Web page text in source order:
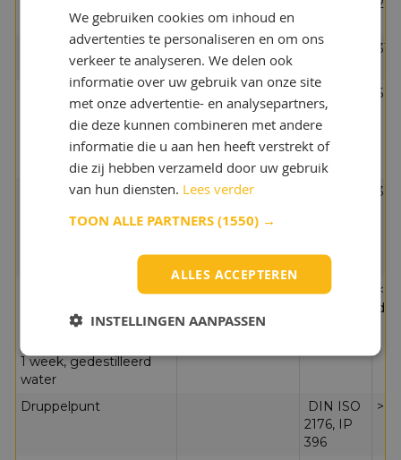
onderste grenswaarde
Bewerkte penetratie,
bovenste grenswaarde
25°C
DIN ISO
25°C, afschuifsnelheid
300 s-1, apparatuur:
rotatieviscositeitsmeter,
bovenste grenswaarde
5
Schuifviscositeit bij 25
s-1, apparatuur:
onderste grenswaarde
3
Corrosieremmende
smeervetten, (SKF-
1 week, gedestilleerd
water
DIN
<=
Druppelpunt
DIN ISO
2176, IP
396
>=
We gebruiken cookies om inhoud en
advertenties te personaliseren en om ons
verkeer te analyseren. We delen ook
informatie over uw gebruik van onze site
met onze advertentie- en analysepartners,
die deze kunnen combineren met andere
informatie die u aan hen heeft verstrekt of
die zij hebben verzameld door uw gebruik
van hun diensten. Lees verder
TOON ALLE PARTNERS(1550) →
ALLES ACCEPTEREN
INSTELLINGEN AANPASSEN